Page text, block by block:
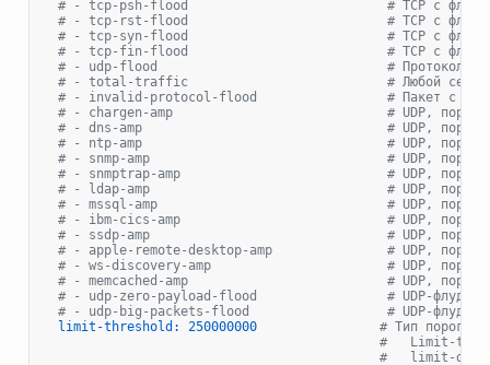
# - tcp-psh-flood                          # TCP с флагом
# - tcp-rst-flood                          # TCP с флагом
# - tcp-syn-flood                          # TCP с флагом
# - tcp-fin-flood                          # TCP с флагом
# - udp-flood                              # Протокол
# - total-traffic                          # Любой сетевой
# - invalid-protocol-flood                 # Пакет с
# - chargen-amp                            # UDP, порт
# - dns-amp                                # UDP, порт
# - ntp-amp                                # UDP, порт
# - snmp-amp                               # UDP, порт
# - snmptrap-amp                           # UDP, порт
# - ldap-amp                               # UDP, порт
# - mssql-amp                              # UDP, порт
# - ibm-cics-amp                           # UDP, порт
# - ssdp-amp                               # UDP, порт
# - apple-remote-desktop-amp               # UDP, порт
# - ws-discovery-amp                       # UDP, порт
# - memcached-amp                          # UDP, порт
# - udp-zero-payload-flood                 # UDP-флуд с
# - udp-big-packets-flood                  # UDP-флуд с
limit-threshold:
250000000
# Тип порога.
#   Limit-
#   limit-diff -